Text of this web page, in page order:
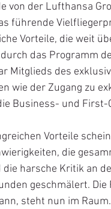
von der Lufthansa
führende
Vorteile, die weit
das Programm
Mitglieds des
wie der Zugang zu
Business- und First-
Vorteile
die
harsche Kritik an
geschmälert.
steht nun im Raum.